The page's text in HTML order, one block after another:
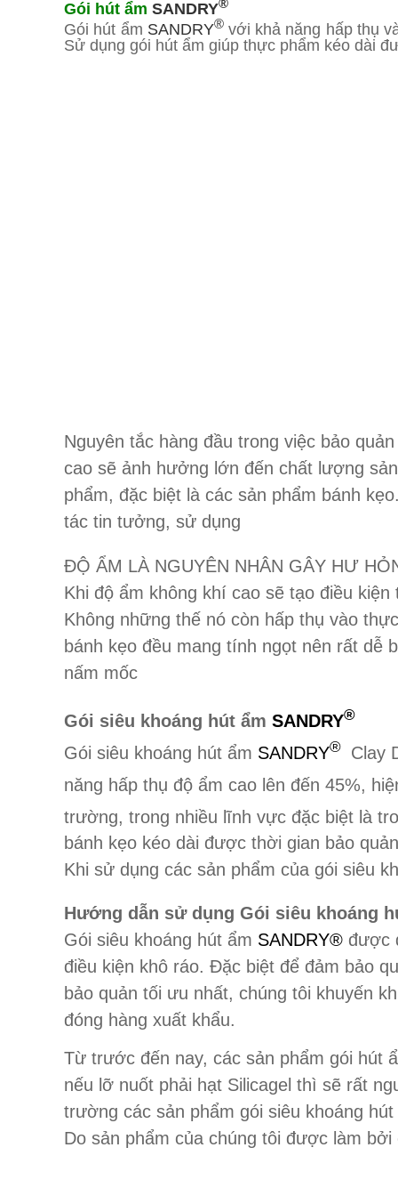
Gói hút ẩm SANDRY
Gói hút ẩm SANDRY® với khả năng hấp thụ
Sử dụng gói hút ẩm giúp thực phẩm kéo dài
Nguyên tắc hàng đầu trong việc bảo
cao sẽ ảnh hưởng lớn đến chất lượng
phẩm, đặc biệt là các sản phẩm bánh
tác tin tưởng, sử dụng
ĐỘ ẨM LÀ NGUYÊN NHÂN GÂY HƯ
Khi độ ẩm không khí cao sẽ tạo điều
Không những thế nó còn hấp thụ vào
bánh kẹo đều mang tính ngọt nên rất dễ
nấm mốc
Gói siêu khoáng hút ẩm SANDRY®
Gói siêu khoáng hút ẩm SANDRY®
Clay
năng hấp thụ độ ẩm cao lên đến 45%,
trường, trong nhiều lĩnh vực đặc biệt là
bánh kẹo kéo dài được thời gian bảo
Khi sử dụng các sản phẩm của gói siêu
Hướng dẫn sử dụng Gói siêu khoáng
Gói siêu khoáng hút ẩm SANDRY® được
điều kiện khô ráo. Đặc biệt để đảm bảo
bảo quản tối ưu nhất, chúng tôi khuyến
đóng hàng xuất khẩu.
Từ trước đến nay, các sản phẩm gói hút
nếu lỡ nuốt phải hạt Silicagel thì sẽ rất
trường các sản phẩm gói siêu khoáng
Do sản phẩm của chúng tôi được làm